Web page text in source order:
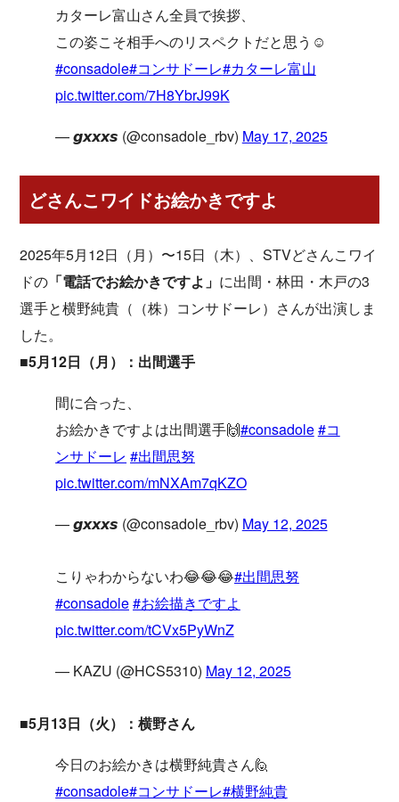
カターレ富山さん全員で挨拶、
この姿こそ相手へのリスペクトだと思う☺️
#consadole#コンサドーレ#カターレ富山
pic.twitter.com/7H8YbrJ99K
— 𝙜𝙭𝙭𝙭𝙨 (@consadole_rbv) May 17, 2025
どさんこワイドお絵かきですよ
2025年5月12日（月）〜15日（木）、STVどさんこワイ
ドの 「電話でお絵かきですよ」 に出間・林田・木戸の3
選手と横野純貴（（株）コンサドーレ）さんが出演しま
した。
■5月12日（月）：出間選手
間に合った、
お絵かきですよは出間選手🙌#consadole#コ
ンサドーレ #出間思努
pic.twitter.com/mNXAm7qKZO
— 𝙜𝙭𝙭𝙭𝙨 (@consadole_rbv) May 12, 2025
こりゃわからないわ😂😂😂#出間思努
#consadole#お絵描きですよ
pic.twitter.com/tCVx5PyWnZ
— KAZU (@HCS5310) May 12, 2025
■5月13日（火）：横野さん
今日のお絵かきは横野純貴さん🙋
#consadole#コンサドーレ#横野純貴